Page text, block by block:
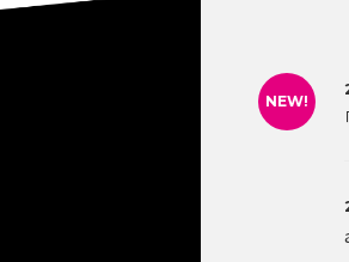
NEW!